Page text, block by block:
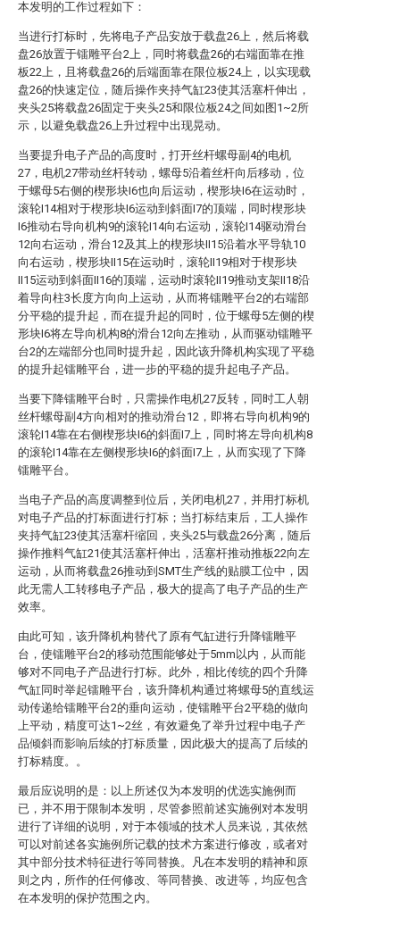
本发明的工作过程如下：
当进行打标时，先将电子产品安放于载盘26上，然后将载
盘26放置于镭雕平台2上，同时将载盘26的右端面靠在推
板22上，且将载盘26的后端面靠在限位板24上，以实现载
盘26的快速定位，随后操作夹持气缸23使其活塞杆伸出，
夹头25将载盘26固定于夹头25和限位板24之间如图1~2所
示，以避免载盘26上升过程中出现晃动。
当要提升电子产品的高度时，打开丝杆螺母副4的电机
27，电机27带动丝杆转动，螺母5沿着丝杆向后移动，位
于螺母5右侧的楔形块I6也向后运动，楔形块I6在运动时，
滚轮I14相对于楔形块I6运动到斜面I7的顶端，同时楔形块
I6推动右导向机构9的滚轮I14向右运动，滚轮I14驱动滑台
12向右运动，滑台12及其上的楔形块II15沿着水平导轨10
向右运动，楔形块II15在运动时，滚轮II19相对于楔形块
II15运动到斜面II16的顶端，运动时滚轮II19推动支架II18沿
着导向柱3长度方向向上运动，从而将镭雕平台2的右端部
分平稳的提升起，而在提升起的同时，位于螺母5左侧的楔
形块I6将左导向机构8的滑台12向左推动，从而驱动镭雕平
台2的左端部分也同时提升起，因此该升降机构实现了平稳
的提升起镭雕平台，进一步的平稳的提升起电子产品。
当要下降镭雕平台时，只需操作电机27反转，同时工人朝
丝杆螺母副4方向相对的推动滑台12，即将右导向机构9的
滚轮I14靠在右侧楔形块I6的斜面I7上，同时将左导向机构8
的滚轮I14靠在左侧楔形块I6的斜面I7上，从而实现了下降
镭雕平台。
当电子产品的高度调整到位后，关闭电机27，并用打标机
对电子产品的打标面进行打标；当打标结束后，工人操作
夹持气缸23使其活塞杆缩回，夹头25与载盘26分离，随后
操作推料气缸21使其活塞杆伸出，活塞杆推动推板22向左
运动，从而将载盘26推动到SMT生产线的贴膜工位中，因
此无需人工转移电子产品，极大的提高了电子产品的生产
效率。
由此可知，该升降机构替代了原有气缸进行升降镭雕平
台，使镭雕平台2的移动范围能够处于5mm以内，从而能
够对不同电子产品进行打标。此外，相比传统的四个升降
气缸同时举起镭雕平台，该升降机构通过将螺母5的直线运
动传递给镭雕平台2的垂向运动，使镭雕平台2平稳的做向
上平动，精度可达1~2丝，有效避免了举升过程中电子产
品倾斜而影响后续的打标质量，因此极大的提高了后续的
打标精度。。
最后应说明的是：以上所述仅为本发明的优选实施例而
已，并不用于限制本发明，尽管参照前述实施例对本发明
进行了详细的说明，对于本领域的技术人员来说，其依然
可以对前述各实施例所记载的技术方案进行修改，或者对
其中部分技术特征进行等同替换。凡在本发明的精神和原
则之内，所作的任何修改、等同替换、改进等，均应包含
在本发明的保护范围之内。